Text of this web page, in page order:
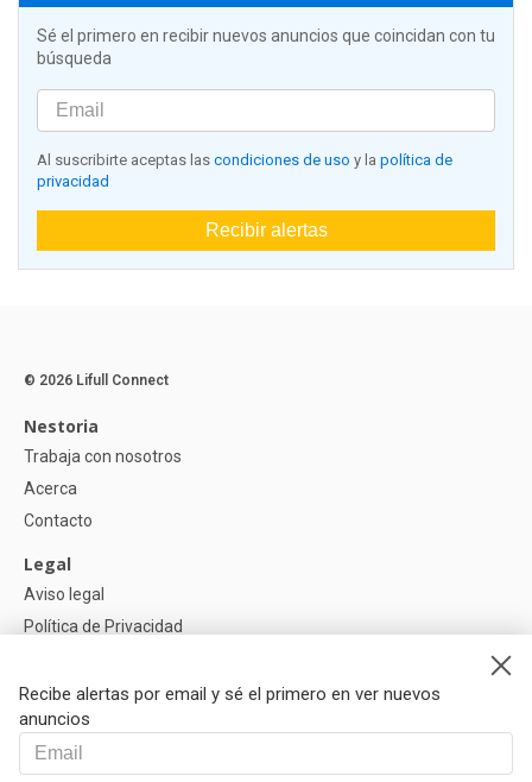
Sé el primero en recibir nuevos anuncios que coincidan con tu
búsqueda
Al suscribirte aceptas las condiciones de uso y la política de
privacidad
Recibir alertas
Recibe alertas por email y sé el primero en ver nuevos
anuncios
© 2026 Lifull Connect
Nestoria
Trabaja con nosotros
Acerca
Contacto
Legal
Aviso legal
Política de Privacidad
Ayuda
Preguntas
Nuestros Partners